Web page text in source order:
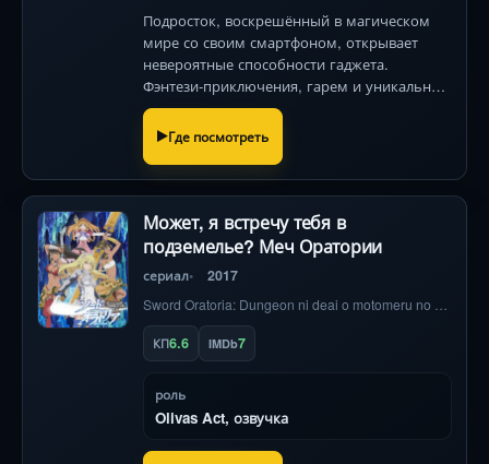
Подросток, воскрешённый в магическом
мире со своим смартфоном, открывает
невероятные способности гаджета.
Фэнтези-приключения, гарем и уникальные
визуальные решения в популярном аниме-
хите!Где посмотреть
Может, я встречу тебя в
подземелье? Меч Оратории
сериал 2017
КП6.6 IMDb7
роль
Olivas Act, озвучка